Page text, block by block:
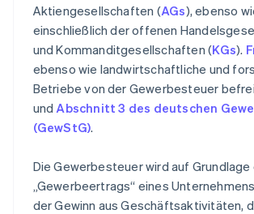
Aktiengesellschaften (AGs), ebenso
einschließlich der offenen
und Kommanditgesellschaften (KGs).
ebenso wie landwirtschaftliche und
Betriebe von der Gewerbesteuer
und Abschnitt 3 des deutschen
(GewStG).
Die Gewerbesteuer wird auf
„Gewerbeertrags“ eines
der Gewinn aus Geschäftsaktivitäten,